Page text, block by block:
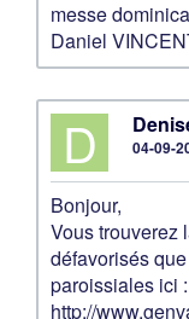
messe
Daniel
D 04-09-
Bonjour,
Vous trouverez
défavorisés
paroissiales ici :
http://